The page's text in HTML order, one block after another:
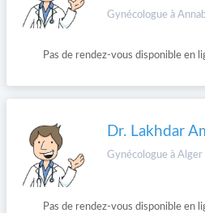
Gynécologue à
Pas de rendez-vous disponible en
Dr. Lakhdar
Gynécologue à Alger
Pas de rendez-vous disponible en